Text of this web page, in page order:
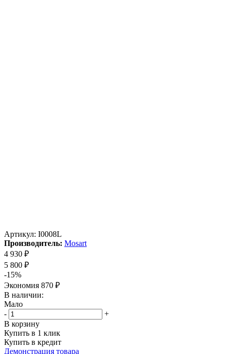
Артикул: I0008L
Производитель: Mosart
4 930 ₽
5 800 ₽
-15%
Экономия 870 ₽
В наличии:
Мало
-
+
В корзину
Купить в 1 клик
Купить в кредит
Демонстрация товара